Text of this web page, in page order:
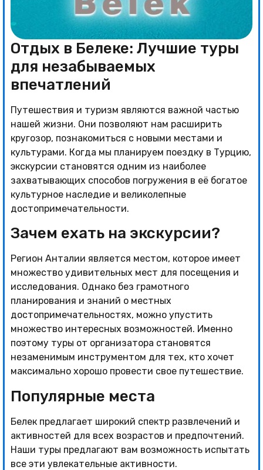
Отдых в Белеке: Лучшие туры
для незабываемых
впечатлений
Путешествия и туризм являются важной частью
нашей жизни. Они позволяют нам расширить
кругозор, познакомиться с новыми местами и
культурами. Когда мы планируем поездку в Турцию,
экскурсии становятся одним из наиболее
захватывающих способов погружения в её богатое
культурное наследие и великолепные
достопримечательности.
Зачем ехать на экскурсии?
Регион Анталии является местом, которое имеет
множество удивительных мест для посещения и
исследования. Однако без грамотного
планирования и знаний о местных
достопримечательностях, можно упустить
множество интересных возможностей. Именно
поэтому туры от организатора становятся
незаменимым инструментом для тех, кто хочет
максимально хорошо провести свое путешествие.
Популярные места
Белек предлагает широкий спектр развлечений и
активностей для всех возрастов и предпочтений.
Наши туры предлагают вам возможность испытать
все эти увлекательные активности.